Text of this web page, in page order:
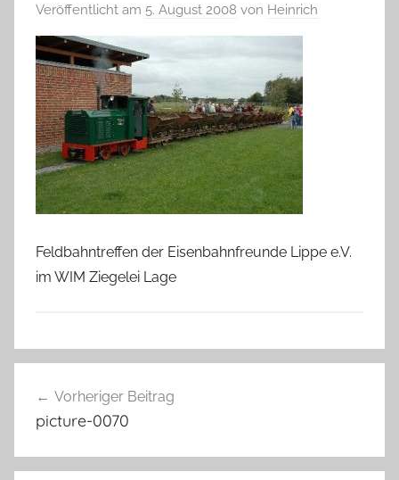
Veröffentlicht am 5. August 2008 von Heinrich
Feldbahntreffen der Eisenbahnfreunde Lippe e.V.
im WIM Ziegelei Lage
Vorheriger Beitrag
picture-0070